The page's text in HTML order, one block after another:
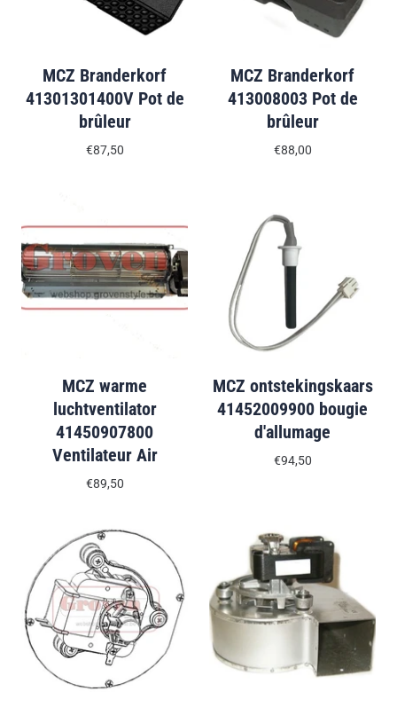
MCZ Branderkorf
41301301400V Pot de
brûleur
€87,50
MCZ Branderkorf
413008003 Pot de
brûleur
€88,00
MCZ warme
luchtventilator
41450907800
Ventilateur Air
€89,50
MCZ ontstekingskaars
41452009900 bougie
d'allumage
€94,50